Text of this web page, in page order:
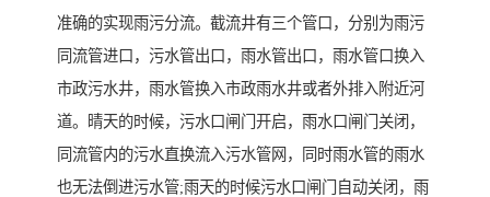
准确的实现雨污分流。截流井有三个管口，分别为雨污
同流管进口，污水管出口，雨水管出口，雨水管口换入
市政污水井，雨水管换入市政雨水井或者外排入附近河
道。晴天的时候，污水口闸门开启，雨水口闸门关闭，
同流管内的污水直换流入污水管网，同时雨水管的雨水
也无法倒进污水管;雨天的时候污水口闸门自动关闭，雨